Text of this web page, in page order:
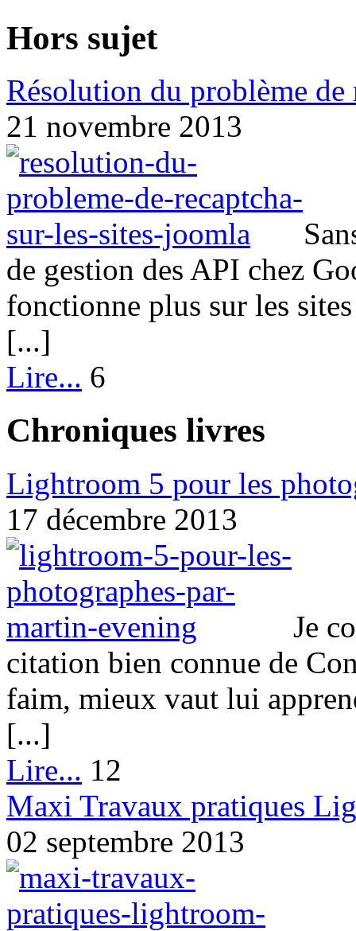
Hors sujet
Résolution du problème de
21 novembre 2013
de gestion des API chez
fonctionne plus sur les
[...]
Lire... 6
Chroniques livres
Lightroom 5 pour les
17 décembre 2013
Je
citation bien connue de
faim, mieux vaut lui
[...]
Lire... 12
Maxi Travaux pratiques
02 septembre 2013